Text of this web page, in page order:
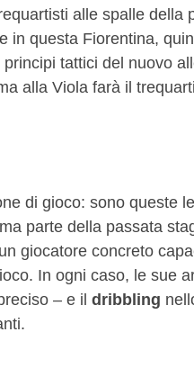
alle spalle della
in questa Fiorentina,
tattici del nuovo
alla Viola farà il
di gioco: sono queste
parte della passata
giocatore concreto
In ogni caso, le sue
– e il dribbling